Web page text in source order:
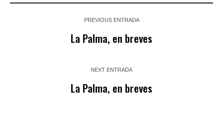
PREVIOUS ENTRADA
La Palma, en breves
NEXT ENTRADA
La Palma, en breves